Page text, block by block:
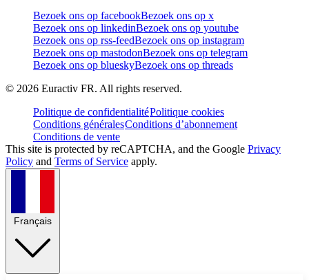
Bezoek ons op facebookBezoek ons op x
Bezoek ons op linkedinBezoek ons op youtube
Bezoek ons op rss-feedBezoek ons op instagram
Bezoek ons op mastodonBezoek ons op telegram
Bezoek ons op blueskyBezoek ons op threads
© 2026 Euractiv FR. All rights reserved.
Politique de confidentialitéPolitique cookies
Conditions généralesConditions d’abonnement
Conditions de vente
This site is protected by reCAPTCHA, and the Google Privacy
Policy and Terms of Service apply.
Français